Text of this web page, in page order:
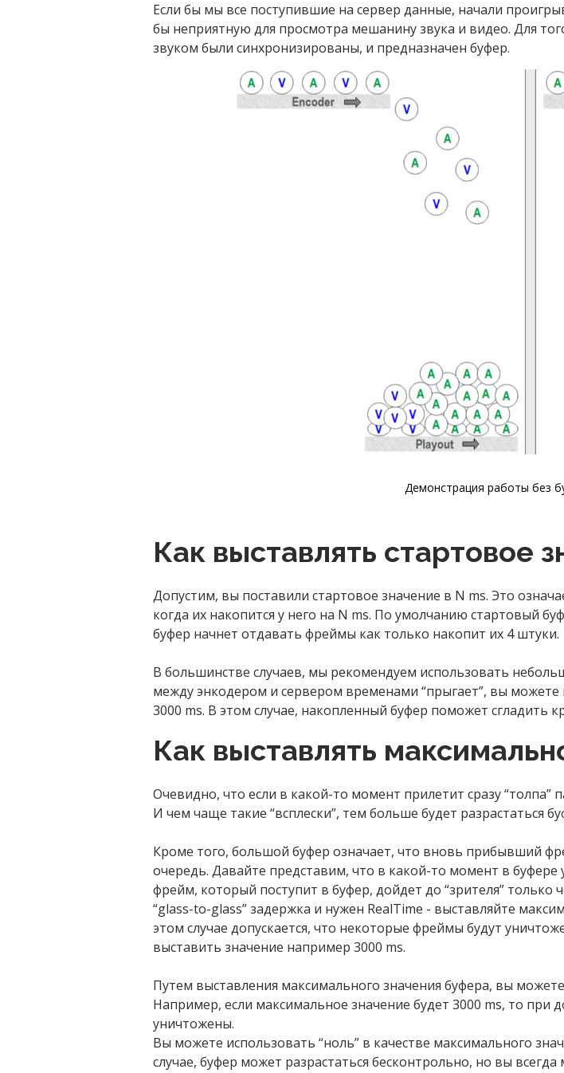
Если бы мы все поступившие на сервер данные, начали
бы неприятную для просмотра мешанину звука и видео. Для
звуком были синхронизированы, и предназначен буфер.
Демонстрация работы без
Как выставлять стартовое
Допустим, вы поставили стартовое значение в N ms. Это
когда их накопится у него на N ms. По умолчанию стартовый
буфер начнет отдавать фреймы как только накопит их 4 штуки.
В большинстве случаев, мы рекомендуем использовать
между энкодером и сервером временами “прыгает”, вы
3000 ms. В этом случае, накопленный буфер поможет сгладить
Как выставлять
Очевидно, что если в какой-то момент прилетит сразу “толпа”
И чем чаще такие “всплески”, тем больше будет разрастаться
Кроме того, большой буфер означает, что вновь прибывший
очередь. Давайте представим, что в какой-то момент в буфере
фрейм, который поступит в буфер, дойдет до “зрителя” только
“glass-to-glass” задержка и нужен RealTime - выставляйте
этом случае допускается, что некоторые фреймы будут
выставить значение например 3000 ms.
Путем выставления максимального значения буфера, вы
Например, если максимальное значение будет 3000 ms, то при
уничтожены.
Вы можете использовать “ноль” в качестве максимального
случае, буфер может разрастаться бесконтрольно, но вы